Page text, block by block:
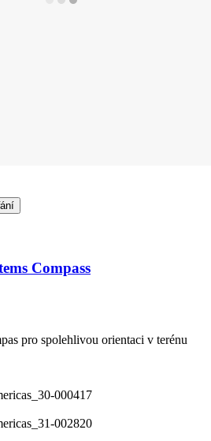
Compass
pro spolehlivou orientaci v terénu